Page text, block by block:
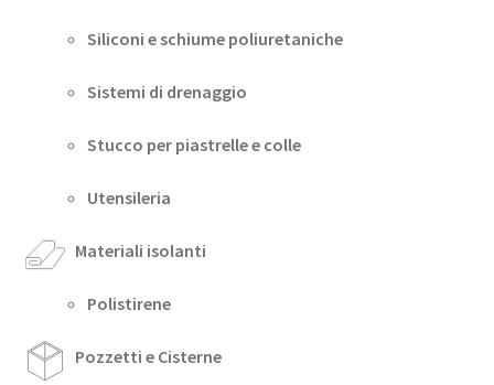
Siliconi e schiume poliuretaniche
Sistemi di drenaggio
Stucco per piastrelle e colle
Utensileria
Materiali isolanti
Polistirene
Pozzetti e Cisterne